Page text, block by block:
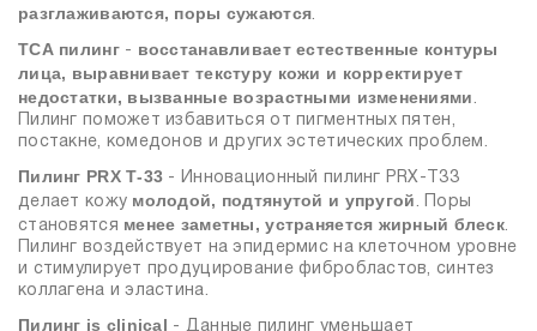
разглаживаются, поры сужаются.
ТСА пилинг- восстанавливает естественные контуры
лица, выравнивает текстуру кожи и корректирует
недостатки, вызванные возрастными изменениями.
Пилинг поможет избавиться от пигментных пятен,
постакне, комедонов и других эстетических проблем.
Пилинг PRX Т-33 - Инновационный пилинг PRX-T33
делает кожу молодой, подтянутой и упругой. Поры
становятся менее заметны, устраняется жирный блеск.
Пилинг воздействует на эпидермис на клеточном уровне
и стимулирует продуцирование фибробластов, синтез
коллагена и эластина.
Пилинг is clinical - Данные пилинг уменьшает